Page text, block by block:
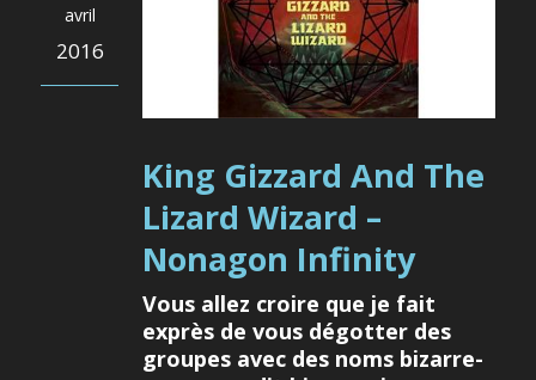
avril
2016
King Gizzard And The
Lizard Wizard –
Nonagon Infinity
Vous allez croire que je fait
exprès de vous dégotter des
groupes avec des noms bizarre-